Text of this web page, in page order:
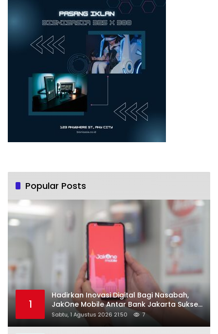
Popular Posts
1
Hadirkan Inovasi Digital Bagi Nasabah,
JakOne Mobile Antar Bank Jakarta Sukses
Raih Digital Excellence Awards 2026
Sabtu, 1 Agustus 2026 21:50 7